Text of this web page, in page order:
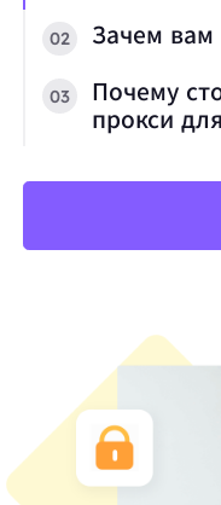
02 Зачем
03
Почему
прокси